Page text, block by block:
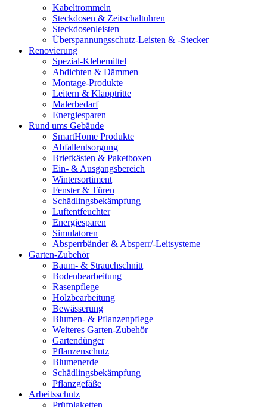
Kabeltrommeln
Steckdosen & Zeitschaltuhren
Steckdosenleisten
Überspannungsschutz-Leisten & -Stecker
Renovierung
Spezial-Klebemittel
Abdichten & Dämmen
Montage-Produkte
Leitern & Klapptritte
Malerbedarf
Energiesparen
Rund ums Gebäude
SmartHome Produkte
Abfallentsorgung
Briefkästen & Paketboxen
Ein- & Ausgangsbereich
Wintersortiment
Fenster & Türen
Schädlingsbekämpfung
Luftentfeuchter
Energiesparen
Simulatoren
Absperrbänder & Absperr/-Leitsysteme
Garten-Zubehör
Baum- & Strauchschnitt
Bodenbearbeitung
Rasenpflege
Holzbearbeitung
Bewässerung
Blumen- & Pflanzenpflege
Weiteres Garten-Zubehör
Gartendünger
Pflanzenschutz
Blumenerde
Schädlingsbekämpfung
Pflanzgefäße
Arbeitsschutz
Prüfplaketten